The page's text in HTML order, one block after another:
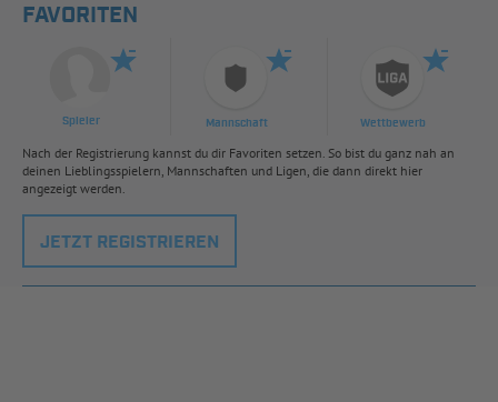
FAVORITEN
Spieler Mannschaft Wettbewerb
Nach der Registrierung kannst du dir Favoriten setzen. So bist du ganz nah an
deinen Lieblingsspielern, Mannschaften und Ligen, die dann direkt hier
angezeigt werden.
JETZT REGISTRIEREN